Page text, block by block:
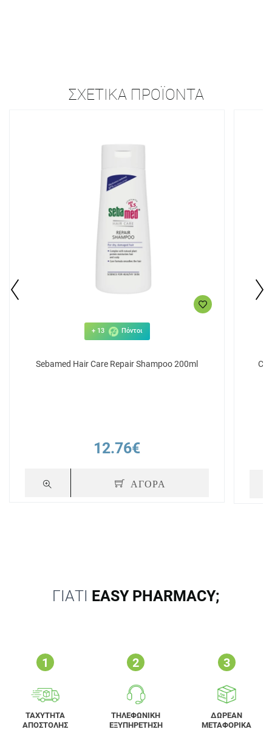
ΣΧΕΤΙΚΆ ΠΡΟΪΌΝΤΑ
+ 13 Πόντοι
Sebamed Hair Care Repair Shampoo 200ml
12.76€
ΑΓΟΡΑ
ΓΙΑΤΙ EASY PHARMACY;
ΤΑΧΥΤΗΤΑ
ΑΠΟΣΤΟΛΗΣ
ΤΗΛΕΦΩΝΙΚΗ
ΕΞΥΠΗΡΕΤΗΣΗ
ΔΩΡΕΑΝ
ΜΕΤΑΦΟΡΙΚΑ